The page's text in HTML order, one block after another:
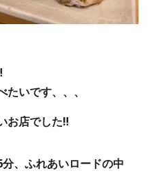
いです、、、
お店でした‼️
、ふれあいロードの中